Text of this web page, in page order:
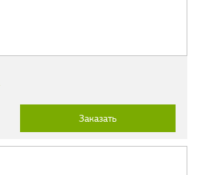
Заказать